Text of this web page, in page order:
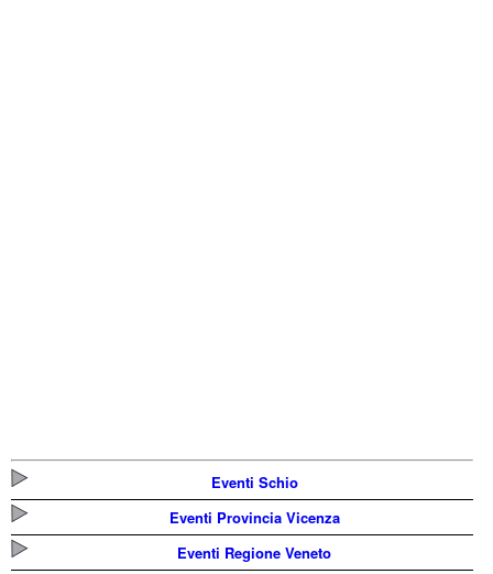
Eventi Schio
Eventi Provincia Vicenza
Eventi Regione Veneto